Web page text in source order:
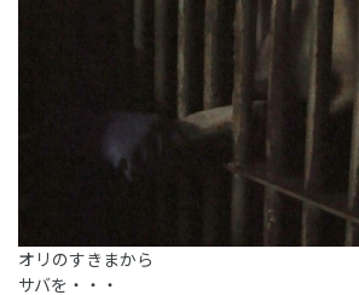
オリのすきまから
サバを・・・